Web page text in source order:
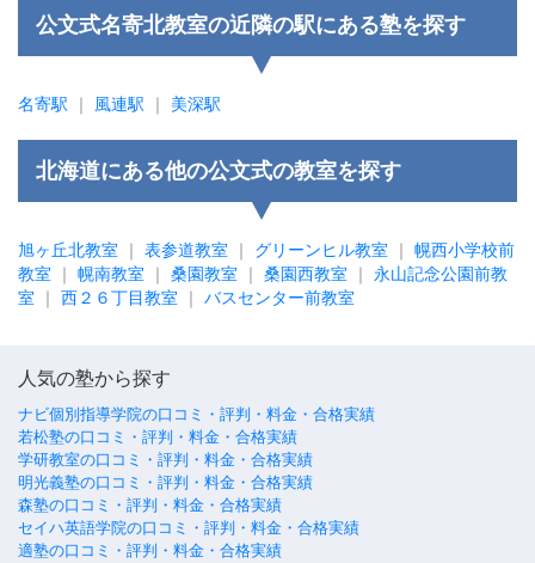
公文式名寄北教室の近隣の駅にある塾を探す
名寄駅 ｜ 風連駅 ｜ 美深駅
北海道にある他の公文式の教室を探す
旭ヶ丘北教室 ｜ 表参道教室 ｜ グリーンヒル教室 ｜ 幌西小学校前
教室 ｜ 幌南教室 ｜ 桑園教室 ｜ 桑園西教室 ｜ 永山記念公園前教
室 ｜ 西２６丁目教室 ｜ バスセンター前教室
人気の塾から探す
ナビ個別指導学院の口コミ・評判・料金・合格実績
若松塾の口コミ・評判・料金・合格実績
学研教室の口コミ・評判・料金・合格実績
明光義塾の口コミ・評判・料金・合格実績
森塾の口コミ・評判・料金・合格実績
セイハ英語学院の口コミ・評判・料金・合格実績
適塾の口コミ・評判・料金・合格実績